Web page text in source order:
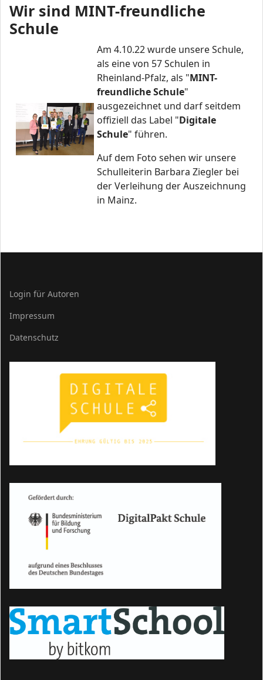
Wir sind MINT-freundliche
Schule
Am 4.10.22 wurde unsere Schule,
als eine von 57 Schulen in
Rheinland-Pfalz, als "MINT-
freundliche Schule"
ausgezeichnet und darf seitdem
offiziell das Label "Digitale
Schule" führen.
Auf dem Foto sehen wir unsere
Schulleiterin Barbara Ziegler bei
der Verleihung der Auszeichnung
in Mainz.
Login für Autoren
Impressum
Datenschutz